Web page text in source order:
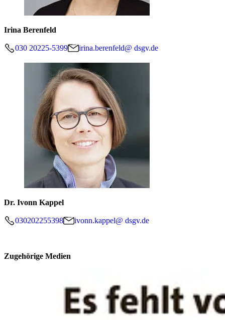
Irina Berenfeld
030 20225-5399 irina.berenfeld@ dsgv.de
Dr. Ivonn Kappel
030202255398 ivonn.kappel@ dsgv.de
Zugehörige Medien